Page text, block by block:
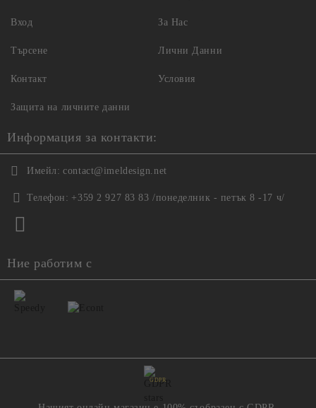
Вход
Търсене
Контакт
За Нас
Лични Данни
Условия
Защита на личните данни
Информация за контакти:
Имейл: contact@imeldesign.net
Телефон: +359 2 927 83 83 /понеделник - петък 8 -17 ч/
Ние работим с
GDPR